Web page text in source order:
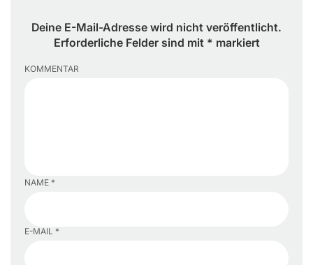
Deine E-Mail-Adresse wird nicht veröffentlicht.
Erforderliche Felder sind mit * markiert
KOMMENTAR
NAME *
E-MAIL *